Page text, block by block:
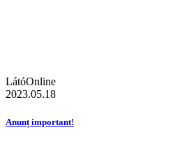
LátóOnline
2023.05.18
Anunț important!